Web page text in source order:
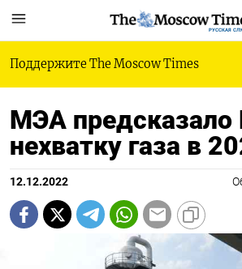
РУССКАЯ
Поддержите The Moscow Times
МЭА предсказало
нехватку газа в
12.12.2022